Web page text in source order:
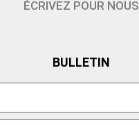
ÉCRIVEZ POUR NOUS
BULLETIN